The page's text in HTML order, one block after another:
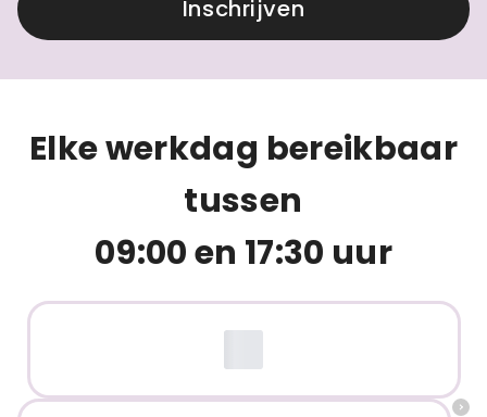
Inschrijven
Elke werkdag bereikbaar
tussen
09:00 en 17:30 uur